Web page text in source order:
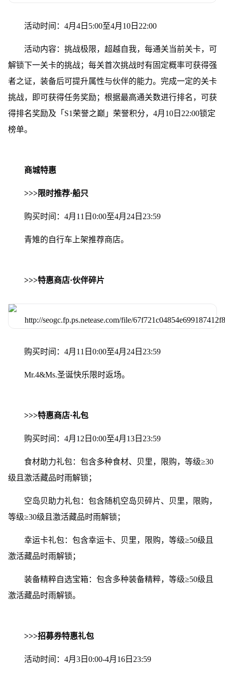
活动时间：4月4日5:00至4月10日22:00
活动内容：挑战极限，超越自我，每通关当前关卡，可
解锁下一关卡的挑战；每关首次挑战时有固定概率可获得强
者之证，装备后可提升属性与伙伴的能力。完成一定的关卡
挑战，即可获得任务奖励；根据最高通关数进行排名，可获
得排名奖励及「S1荣誉之巅」荣誉积分，4月10日22:00锁定
榜单。
商城特惠
>>>限时推荐·船只
购买时间：4月11日0:00至4月24日23:59
青雉的自行车上架推荐商店。
>>>特惠商店·伙伴碎片
购买时间：4月11日0:00至4月24日23:59
Mr.4&Ms.圣诞快乐限时返场。
>>>特惠商店·礼包
购买时间：4月12日0:00至4月13日23:59
食材助力礼包：包含多种食材、贝里，限购，等级≥30
级且激活藏品时雨解锁；
空岛贝助力礼包：包含随机空岛贝碎片、贝里，限购，
等级≥30级且激活藏品时雨解锁；
幸运卡礼包：包含幸运卡、贝里，限购，等级≥50级且
激活藏品时雨解锁；
装备精粹自选宝箱：包含多种装备精粹，等级≥50级且
激活藏品时雨解锁。
>>>招募券特惠礼包
活动时间：4月3日0:00-4月16日23:59